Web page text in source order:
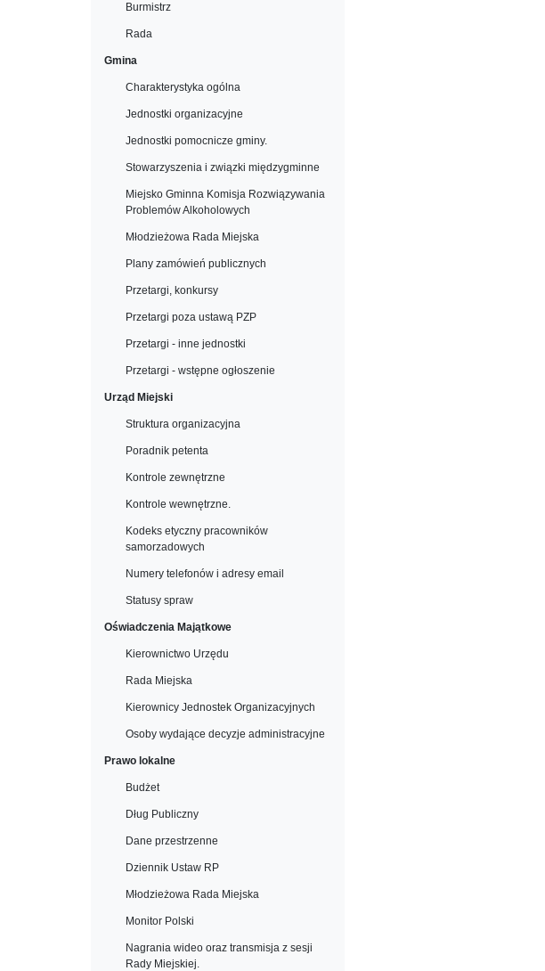
Burmistrz
Rada
Gmina
Charakterystyka ogólna
Jednostki organizacyjne
Jednostki pomocnicze gminy.
Stowarzyszenia i związki międzygminne
Miejsko Gminna Komisja Rozwiązywania
Problemów Alkoholowych
Młodzieżowa Rada Miejska
Plany zamówień publicznych
Przetargi, konkursy
Przetargi poza ustawą PZP
Przetargi - inne jednostki
Przetargi - wstępne ogłoszenie
Urząd Miejski
Struktura organizacyjna
Poradnik petenta
Kontrole zewnętrzne
Kontrole wewnętrzne.
Kodeks etyczny pracowników
samorzadowych
Numery telefonów i adresy email
Statusy spraw
Oświadczenia Majątkowe
Kierownictwo Urzędu
Rada Miejska
Kierownicy Jednostek Organizacyjnych
Osoby wydające decyzje administracyjne
Prawo lokalne
Budżet
Dług Publiczny
Dane przestrzenne
Dziennik Ustaw RP
Młodzieżowa Rada Miejska
Monitor Polski
Nagrania wideo oraz transmisja z sesji
Rady Miejskiej.